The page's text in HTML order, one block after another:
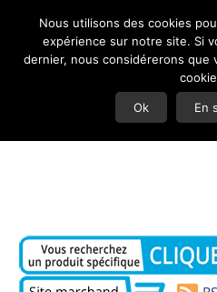
Nous utilisons des cookies
expérience sur notre site. Si
dernier, nous considérerons que
Ok En